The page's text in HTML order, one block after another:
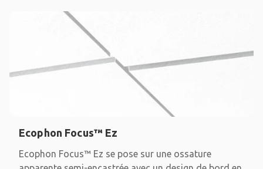
Ecophon Focus™ Ez
Ecophon Focus™ Ez se pose sur une ossature